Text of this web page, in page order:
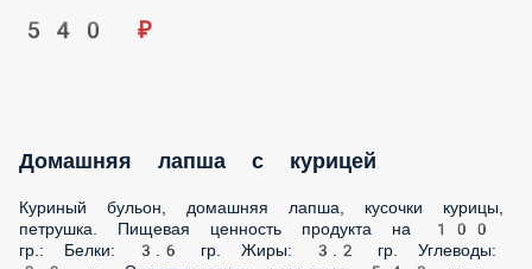
Куриный бульон, домашняя лапша, кусочки курицы,
петрушка. Пищевая ценность продукта на 100 гр.: Белки:
3.6 гр. Жиры: 3.2 гр. Углеводы: 2.8 гр. Энергетическая
ценность: 54.3 ккал.
300 г.